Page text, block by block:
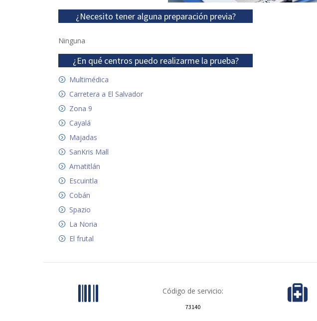
¿Necesito tener alguna preparación previa?
Ninguna
¿En qué centros puedo realizarme la prueba?
Multimédica
Carretera a El Salvador
Zona 9
Cayalá
Majadas
SanKris Mall
Amatitlán
Escuintla
Cobán
Spazio
La Noria
El frutal
Código de servicio:
73140